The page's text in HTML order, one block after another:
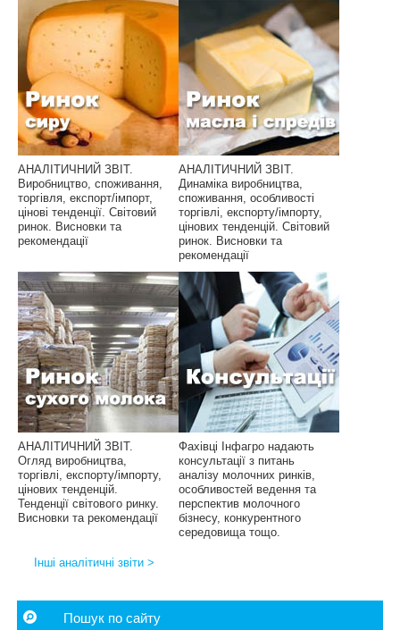
АНАЛІТИЧНИЙ ЗВІТ.
Виробництво, споживання,
торгівля, експорт/імпорт,
цінові тенденції. Світовий
ринок. Висновки та
рекомендації
АНАЛІТИЧНИЙ ЗВІТ.
Динаміка виробництва,
споживання, особливості
торгівлі, експорту/імпорту,
цінових тенденцій. Світовий
ринок. Висновки та
рекомендації
АНАЛІТИЧНИЙ ЗВІТ.
Огляд виробництва,
торгівлі, експорту/імпорту,
цінових тенденцій.
Тенденції світового ринку.
Висновки та рекомендації
Фахівці Інфагро надають
консультації з питань
аналізу молочних ринків,
особливостей ведення та
перспектив молочного
бізнесу, конкурентного
середовища тощо.
Інші аналітичні звіти >
Пошук по сайту